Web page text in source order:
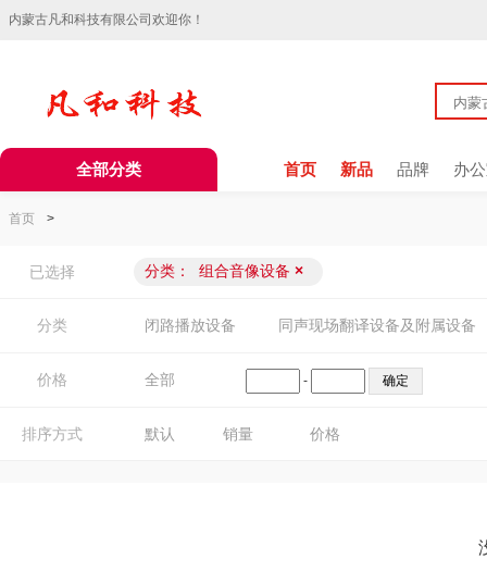
内蒙古凡和科技有限公司欢迎你！
全部分类 首页 新品 品牌 办
首页 >
已选择 分类： 组合音像设备 ×
分类 闭路播放设备 同声现场翻译设备及附属设备
价格 全部 -
排序方式 默认 销量 价格